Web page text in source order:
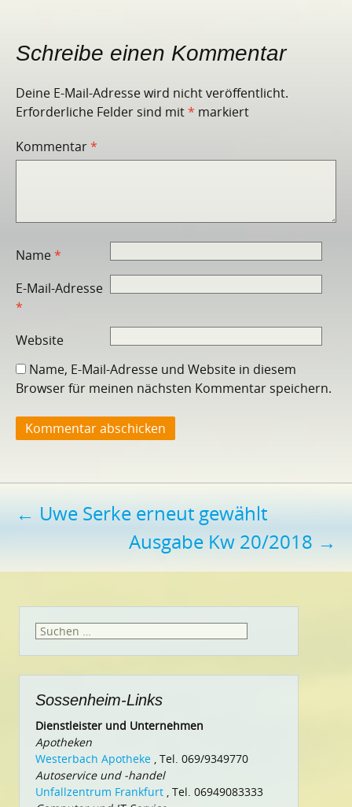
Schreibe einen Kommentar
Deine E-Mail-Adresse wird nicht veröffentlicht.
Erforderliche Felder sind mit* markiert
Kommentar*
Name*
E-Mail-Adresse
*
Website
Name, E-Mail-Adresse und Website in diesem
Browser für meinen nächsten Kommentar speichern.
Beitragsnavigation
← Uwe Serke erneut gewählt
Ausgabe Kw 20/2018 →
Suchen
Sossenheim-Links
Dienstleister und Unternehmen
Apotheken
Westerbach Apotheke , Tel. 069/9349770
Autoservice und -handel
Unfallzentrum Frankfurt , Tel. 06949083333